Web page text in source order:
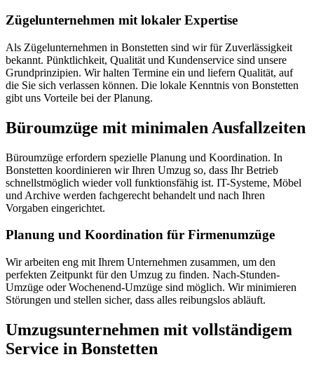
Zügelunternehmen mit lokaler Expertise
Als Zügelunternehmen in Bonstetten sind wir für Zuverlässigkeit
bekannt. Pünktlichkeit, Qualität und Kundenservice sind unsere
Grundprinzipien. Wir halten Termine ein und liefern Qualität, auf
die Sie sich verlassen können. Die lokale Kenntnis von Bonstetten
gibt uns Vorteile bei der Planung.
Büroumzüge mit minimalen Ausfallzeiten
Büroumzüge erfordern spezielle Planung und Koordination. In
Bonstetten koordinieren wir Ihren Umzug so, dass Ihr Betrieb
schnellstmöglich wieder voll funktionsfähig ist. IT-Systeme, Möbel
und Archive werden fachgerecht behandelt und nach Ihren
Vorgaben eingerichtet.
Planung und Koordination für Firmenumzüge
Wir arbeiten eng mit Ihrem Unternehmen zusammen, um den
perfekten Zeitpunkt für den Umzug zu finden. Nach-Stunden-
Umzüge oder Wochenend-Umzüge sind möglich. Wir minimieren
Störungen und stellen sicher, dass alles reibungslos abläuft.
Umzugsunternehmen mit vollständigem
Service in Bonstetten